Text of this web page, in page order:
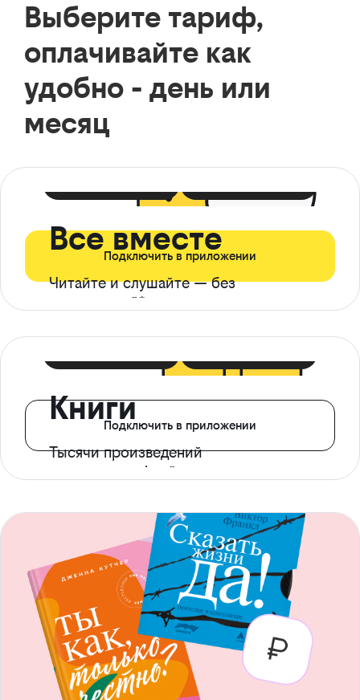
Выберите тариф,
оплачивайте как
удобно - день или
месяц
Все вместе
Читайте и слушайте — без
ограничений*
Подключить в приложении
Книги
Тысячи произведений
с доступом офлайн
Подключить в приложении